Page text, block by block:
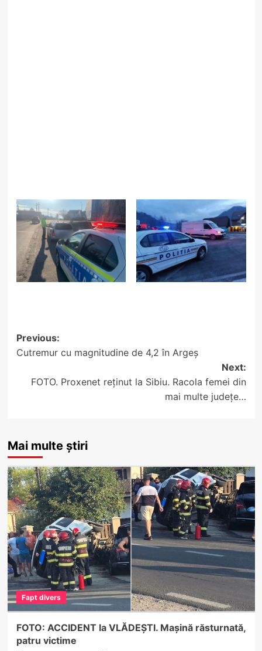
Post
navigation
Previous:
Cutremur cu magnitudine de 4,2 în Argeș
Next:
FOTO. Proxenet reținut la Sibiu. Racola femei din
mai multe județe…
Mai multe știri
Fapt divers
FOTO: ACCIDENT la VLĂDEȘTI. Mașină răsturnată,
patru victime